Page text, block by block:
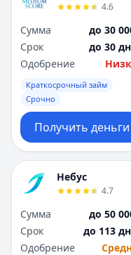
4.6
Сумма
до 30
Срок
до 30
Одобрение
Краткосрочный займ
Срочно
Получить деньги
Небус
4.7
Сумма
до 50
Срок
до 113
Одобрение